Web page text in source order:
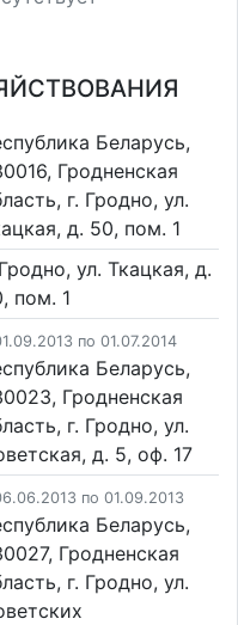
Беларусь,
Гродненская
г. Гродно, ул.
д. 50, пом. 1
ул. Ткацкая, д.
пом. 1
по 01.07.2014
Беларусь,
Гродненская
г. Гродно, ул.
д. 5, оф. 17
по 01.09.2013
Беларусь,
Гродненская
г. Гродно, ул.